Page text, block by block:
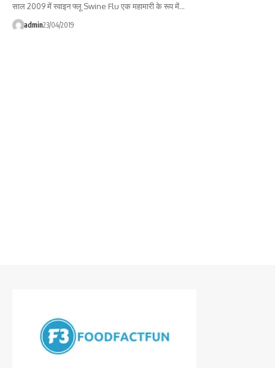
साल 2009 में स्वाइन फ्लू Swine Flu एक महामारी के रूप में…
admin23/04/2019